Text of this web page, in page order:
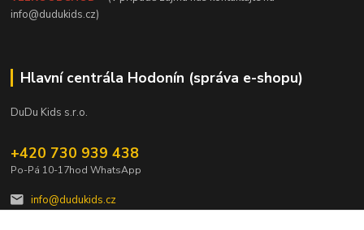
info@dudukids.cz)
Hlavní centrála Hodonín (správa e-shopu)
DuDu Kids s.r.o.
+420 730 939 438
Po-Pá 10-17hod WhatsApp
info@dudukids.cz